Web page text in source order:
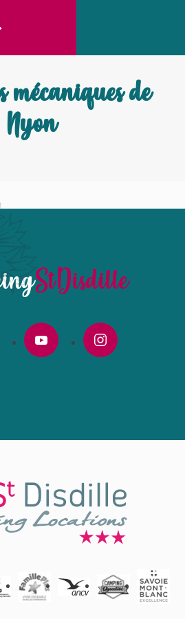
mécaniques de
Nyon
StDisdille
youtube instagram